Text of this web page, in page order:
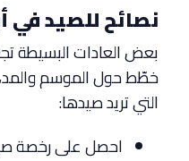
نصائح للصيد في
بعض العادات البسيطة
خطّط حول الموسم
التي تريد صيدها: